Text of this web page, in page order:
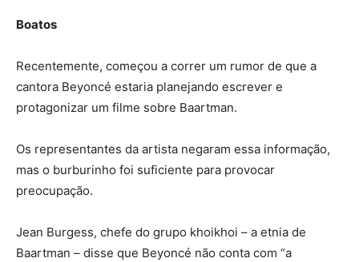
Boatos
Recentemente, começou a correr um rumor de que a
cantora Beyoncé estaria planejando escrever e
protagonizar um filme sobre Baartman.
Os representantes da artista negaram essa informação,
mas o burburinho foi suficiente para provocar
preocupação.
Jean Burgess, chefe do grupo khoikhoi – a etnia de
Baartman – disse que Beyoncé não conta com “a